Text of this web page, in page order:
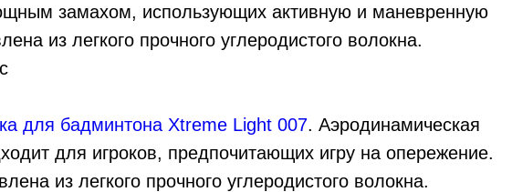
замахом, использующих активную и маневренную
из легкого прочного углеродистого волокна.
для бадминтона Xtreme Light 007. Аэродинамическая
для игроков, предпочитающих игру на опережение.
из легкого прочного углеродистого волокна.